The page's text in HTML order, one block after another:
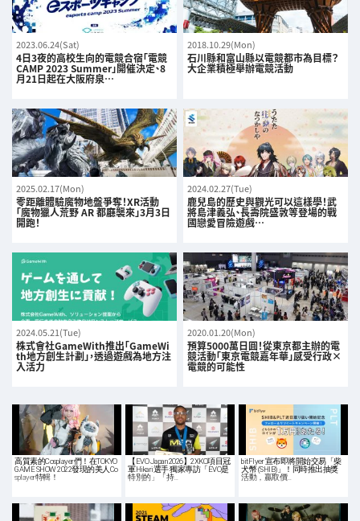
2023.06.24(Sat)
4日3夜的高校生向的電競合宿「電競
CAMP 2023 Summer」開催決定、8
月21日起在大阪府泉…
2018.10.29(Mon)
石川縣和富山縣以電競都市為目標？
大企業積極舉辦電競活動
2025.02.17(Mon)
零距離體驗魔物地盤爭奪！XR活動
「魔物獵人荒野 AR 都廳襲來」3月3日
開跑！
2024.02.27(Tue)
鹿兒島的歷史與觀光可以這樣學！武
將島津義弘、長壽院盛敦等登場的戰
國戀愛冒險遊戲…
2024.05.21(Tue)
株式會社GameWith推出「GameWi
th地方創生計劃」，透過遊戲為地方注
入活力
2020.01.20(Mon)
預算5000萬日圓！從東京都主辦的電
競活動「東京電競嘉年華」感受行政×
電競的可能性
高質素的Cosplayer們！在TOKYO
GAME SHOW 2022發現的美人Co
splayer特輯！
【EVO Japan 2026】2XKO項目冠
軍Hikari選手 獨家專訪「EVO是
特別的」「持…
bitFlyer 宣布即將開始交易「柴
犬幣 (SHIB)」！同時推出抽獎
活動，贏取價…